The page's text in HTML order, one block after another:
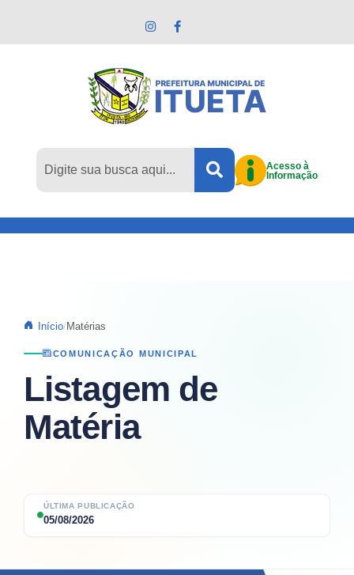
Acesso à
Informação
Início Matérias
COMUNICAÇÃO MUNICIPAL
Listagem de
Matéria
ÚLTIMA PUBLICAÇÃO
05/08/2026